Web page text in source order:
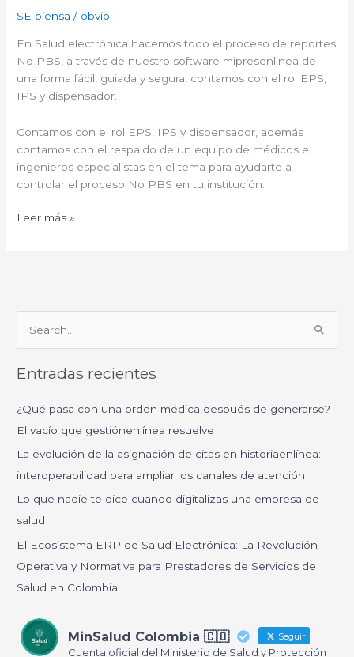
SE piensa / obvio
En Salud electrónica hacemos todo el proceso de reportes
No PBS, a través de nuestro software mipresenlinea de
una forma fácil, guiada y segura, contamos con el rol EPS,
IPS y dispensador.
Contamos con el rol EPS, IPS y dispensador, además
contamos con el respaldo de un equipo de médicos e
ingenieros especialistas en el tema para ayudarte a
controlar el proceso No PBS en tu institución.
Leer más »
s
a
p
o
r
:
Entradas recientes
¿Qué pasa con una orden médica después de generarse?
El vacío que gestiónenlínea resuelve
La evolución de la asignación de citas en historiaenlínea:
interoperabilidad para ampliar los canales de atención
Lo que nadie te dice cuando digitalizas una empresa de
salud
El Ecosistema ERP de Salud Electrónica: La Revolución
Operativa y Normativa para Prestadores de Servicios de
Salud en Colombia
MinSalud Colombia 🇨🇴 Seguir
Cuenta oficial del Ministerio de Salud y Protección